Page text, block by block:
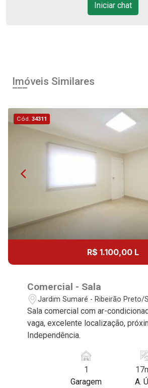
Iniciar chat
Imóveis Similares
Cód.34311
R$ 1.100,00 L
Comercial - Sala
Jardim Sumaré - Ribeirão Preto/
Sala comercial com ar-
vaga, excelente localização,
Independência.
1
Garagem
A.